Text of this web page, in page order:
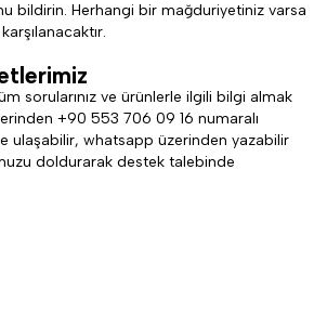
bildirin. Herhangi bir mağduriyetiniz varsa
sorularınız ve ürünlerle ilgili bilgi almak
+90 553 706 09 16 numaralı
ulaşabilir, whatsapp üzerinden yazabilir
doldurarak destek talebinde